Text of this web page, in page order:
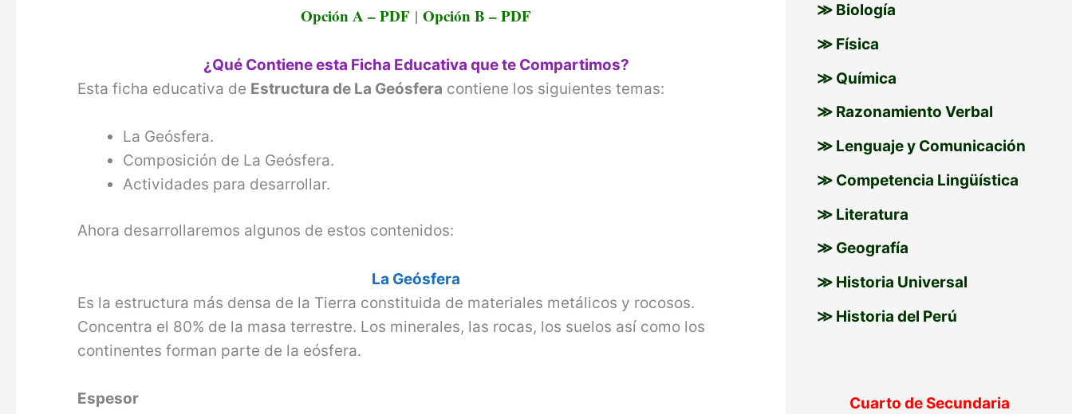
Opción A – PDF |Opción B – PDF
¿Qué Contiene esta Ficha Educativa que te Compartimos?
Esta ficha educativa de Estructura de La Geósfera contiene los siguientes temas:
La Geósfera.
Composición de La Geósfera.
Actividades para desarrollar.
Ahora desarrollaremos algunos de estos contenidos:
La Geósfera
Es la estructura más densa de la Tierra constituida de materiales metálicos y rocosos.
Concentra el 80% de la masa terrestre. Los minerales, las rocas, los suelos así como los
continentes forman parte de la eósfera.
Espesor
≫ Biología
≫ Física
≫ Química
≫ Razonamiento Verbal
≫ Lenguaje y Comunicación
≫ Competencia Lingüística
≫ Literatura
≫ Geografía
≫ Historia Universal
≫ Historia del Perú
Cuarto de Secundaria